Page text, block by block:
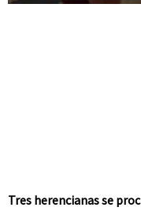
Tres herencianas se